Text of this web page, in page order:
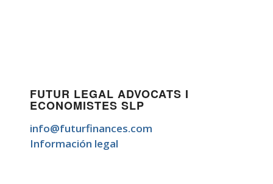
FUTUR LEGAL ADVOCATS I
ECONOMISTES SLP
info@futurfinances.com
Información legal